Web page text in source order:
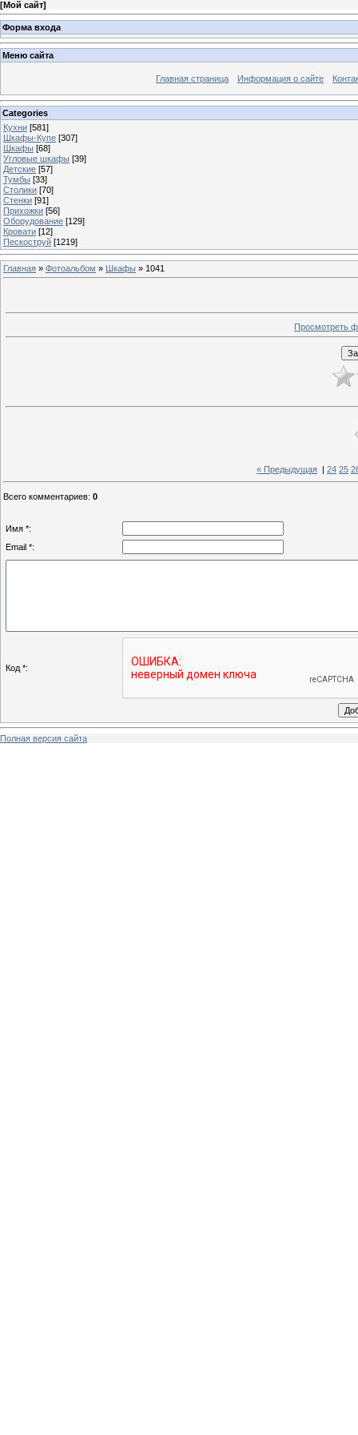
[Мой сайт]
Форма входа
Меню сайта
Главная страница Информация о сайте
Categories
Кухни [581]
Шкафы-Купе [307]
Шкафы [68]
Угловые шкафы [39]
Детские [57]
Тумбы [33]
Столики [70]
Стенки [91]
Прихожки [56]
Оборудование [129]
Кровати [12]
Пескоструй [1219]
Главная » Фотоальбом » Шкафы » 1041
Просмотреть
« Предыдущая 24 25
Всего комментариев: 0
Имя *:
Email *:
Код *:
Полная версия сайта